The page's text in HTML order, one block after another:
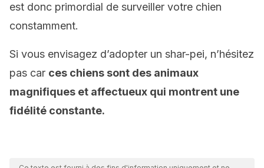
est donc primordial de surveiller votre chien
constamment.
Si vous envisagez d’adopter un shar-pei, n’hésitez
pas car ces chiens sont des animaux
magnifiques et affectueux qui montrent une
fidélité constante.